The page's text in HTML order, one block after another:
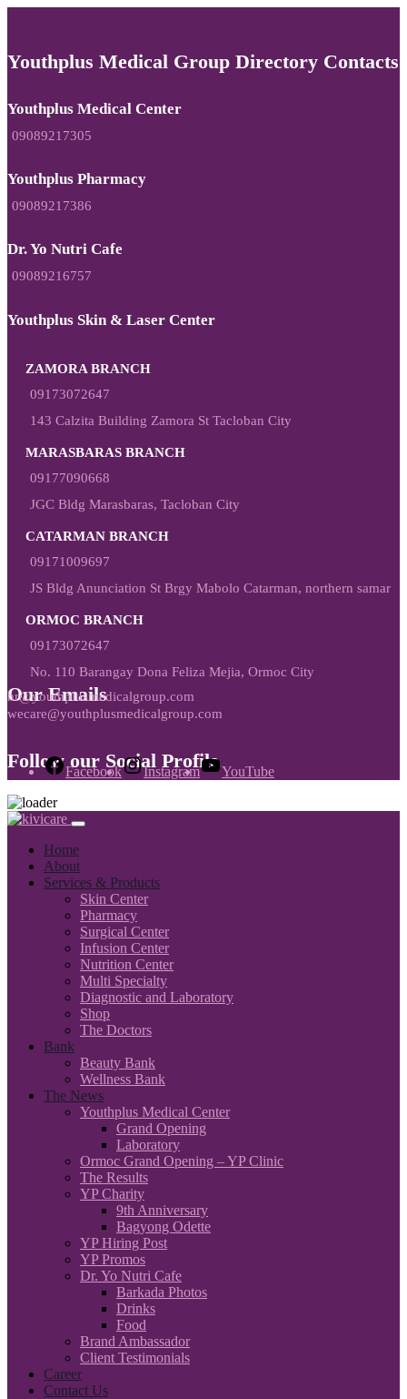
Youthplus Medical Group Directory Contacts
Youthplus Medical Center
09089217305
Youthplus Pharmacy
09089217386
Dr. Yo Nutri Cafe
09089216757
Youthplus Skin & Laser Center
ZAMORA BRANCH
09173072647
143 Calzita Building Zamora St Tacloban City
MARASBARAS BRANCH
09177090668
JGC Bldg Marasbaras, Tacloban City
CATARMAN BRANCH
09171009697
JS Bldg Anunciation St Brgy Mabolo Catarman, northern samar
ORMOC BRANCH
09173072647
No. 110 Barangay Dona Feliza Mejia, Ormoc City
Our Emails
hr@youthplusmedicalgroup.com
wecare@youthplusmedicalgroup.com
Follow our Social Profile
Facebook Instagram YouTube
Home
About
Services & Products
Skin Center
Pharmacy
Surgical Center
Infusion Center
Nutrition Center
Multi Specialty
Diagnostic and Laboratory
Shop
The Doctors
Bank
Beauty Bank
Wellness Bank
The News
Youthplus Medical Center
Grand Opening
Laboratory
Ormoc Grand Opening – YP Clinic
The Results
YP Charity
9th Anniversary
Bagyong Odette
YP Hiring Post
YP Promos
Dr. Yo Nutri Cafe
Barkada Photos
Drinks
Food
Brand Ambassador
Client Testimonials
Career
Contact Us